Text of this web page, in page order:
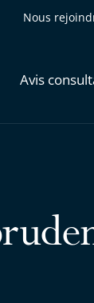
Nous
Avis